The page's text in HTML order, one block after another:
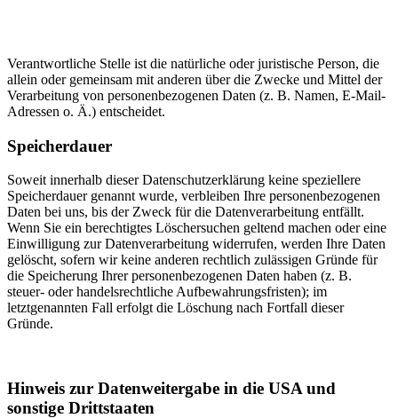
Verantwortliche Stelle ist die natürliche oder juristische Person, die
allein oder gemeinsam mit anderen über die Zwecke und Mittel der
Verarbeitung von personenbezogenen Daten (z. B. Namen, E-Mail-
Adressen o. Ä.) entscheidet.
Speicherdauer
Soweit innerhalb dieser Datenschutzerklärung keine speziellere
Speicherdauer genannt wurde, verbleiben Ihre personenbezogenen
Daten bei uns, bis der Zweck für die Datenverarbeitung entfällt.
Wenn Sie ein berechtigtes Löschersuchen geltend machen oder eine
Einwilligung zur Datenverarbeitung widerrufen, werden Ihre Daten
gelöscht, sofern wir keine anderen rechtlich zulässigen Gründe für
die Speicherung Ihrer personenbezogenen Daten haben (z. B.
steuer- oder handelsrechtliche Aufbewahrungsfristen); im
letztgenannten Fall erfolgt die Löschung nach Fortfall dieser
Gründe.
Hinweis zur Datenweitergabe in die USA und
sonstige Drittstaaten